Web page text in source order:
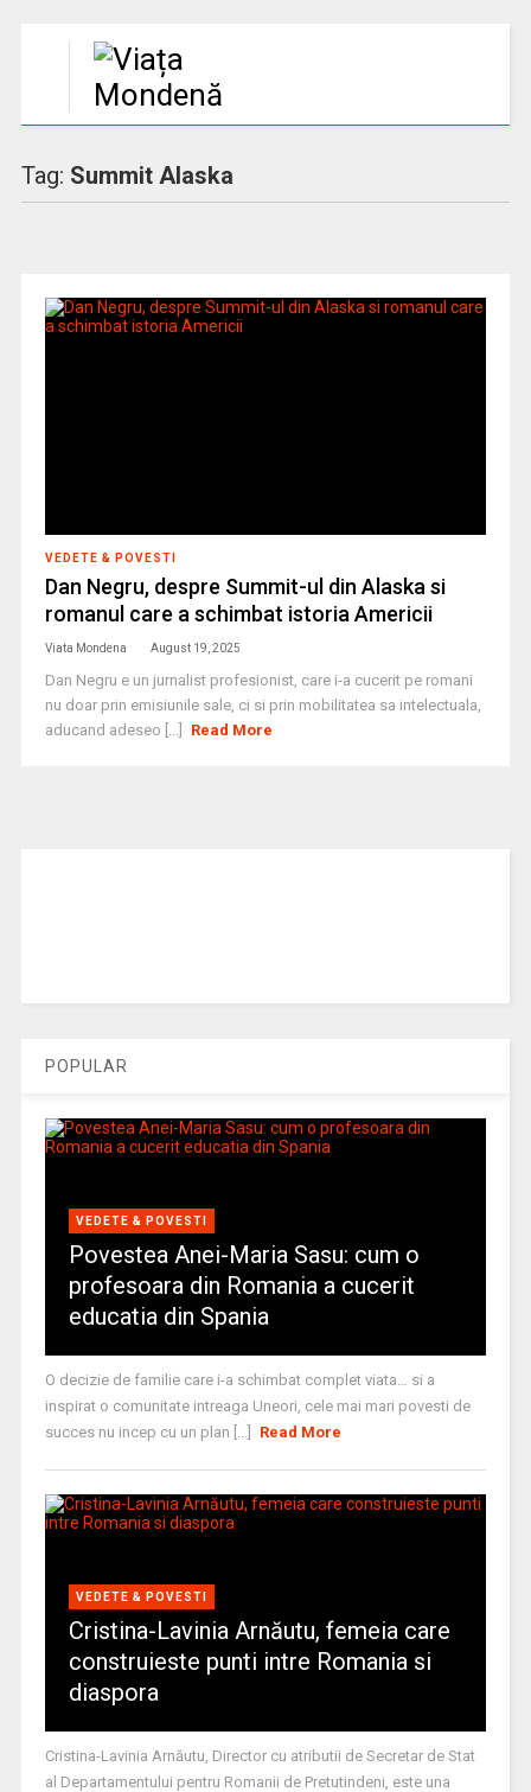
Tag: Summit Alaska
VEDETE & POVESTI
Dan Negru, despre Summit-ul din Alaska si
romanul care a schimbat istoria Americii
Viata Mondena August 19, 2025
Dan Negru e un jurnalist profesionist, care i-a cucerit pe romani
nu doar prin emisiunile sale, ci si prin mobilitatea sa intelectuala,
aducand adeseo [...]
Read More
POPULAR
VEDETE & POVESTI
Povestea Anei-Maria Sasu: cum o
profesoara din Romania a cucerit
educatia din Spania
O decizie de familie care i-a schimbat complet viata… si a
inspirat o comunitate intreaga Uneori, cele mai mari povesti de
succes nu incep cu un plan [...]
Read More
VEDETE & POVESTI
Cristina-Lavinia Arnăutu, femeia care
construieste punti intre Romania si
diaspora
Cristina-Lavinia Arnăutu, Director cu atributii de Secretar de Stat
al Departamentului pentru Romanii de Pretutindeni, este una